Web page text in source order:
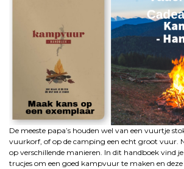
De meeste papa’s houden wel van een vuurtje
vuurkorf, of op de camping een echt groot vuur.
op verschillende manieren. In dit handboek vind
trucjes om een goed kampvuur te maken en